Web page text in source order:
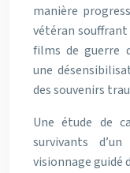
manière
vétéran souffrant
films de guerre
une
des souvenirs
Une étude de
survivants
visionnage guidé